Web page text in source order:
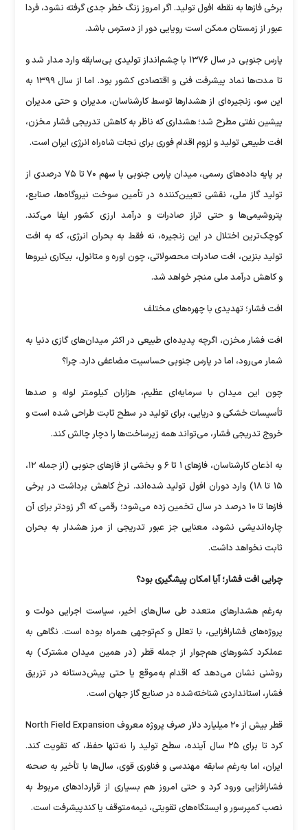
برخی فاز‌ها به نقطه افول تولید. اگر امروز زنگ خطر جدی گرفته نشود، فردا
عبور از زمستان ممکن است رویایی دور از دسترس باشد.
پارس جنوبی در سال ۱۳۷۶ با چشم‌انداز تولیدی بی‌سابقه وارد مدار شد و
تا مدت‌ها نماد پیشرفت فنی و اقتصادی کشور بود. اما از سال ۱۳۹۹ به
این سو، زنجیره‌ای از هشدار‌ها توسط کارشناسان، مدیران و حتی مدیران
پیشین نفتی مطرح شد؛ هشداری که ناظر به کاهش تدریجی فشار مخزن،
افت طبیعی تولید و لزوم اقدام فوری برای نجات شاه‌راه انرژی ایران است.
بر پایه داده‌های رسمی، میدان پارس جنوبی با سهم ۷۰ تا ۷۵ درصدی از
تولید گاز ملی، نقشی تعیین‌کننده در تأمین سوخت نیروگاه‌ها، صنایع،
پتروشیمی‌ها و حتی تراز صادرات و درآمد ارزی کشور ایفا می‌کند.
کوچک‌ترین اختلال در این زنجیره، نه فقط به بحران انرژی، که به افت
تولید بنزین، افت صادرات محصولاتی، چون اوره و متانول، بیکاری نیرو‌ها
و کاهش درآمد ملی منجر خواهد شد.
افت فشار؛ تهدیدی با چهره‌های مختلف
افت فشار مخزن، اگرچه پدیده‌ای طبیعی در اکثر میدان‌های گازی دنیا به
شمار می‌رود، اما در پارس جنوبی حساسیت مضاعفی دارد. چرا؟
چون این میدان با سرمایه‌ای عظیم، هزاران کیلومتر لوله و صد‌ها
تأسیسات خشکی و دریایی، برای تولید در سطح ثابت طراحی شده است و
خروج تدریجی فشار، می‌تواند همه زیرساخت‌ها را دچار چالش کند.
به اذعان کارشناسان، فاز‌های ۱ تا ۶ و بخشی از فاز‌های جنوبی (از جمله ۱۲،
۱۵ تا ۱۸) وارد دوران افول تولید شده‌اند. نرخ کاهش برداشت در برخی
فاز‌ها تا ۱۰ درصد در سال تخمین زده می‌شود؛ رقمی که اگر زودتر برای آن
چاره‌اندیشی نشود، معنایی جز عبور تدریجی از مرز هشدار به بحران
ثابت نخواهد داشت.
چرایی افت فشار؛ آیا امکان پیشگیری بود؟
به‌رغم هشدار‌های متعدد طی سال‌های اخیر، سیاست اجرایی دولت و
پروژه‌های فشارافزایی، با تعلل و کم‌توجهی همراه بوده است. نگاهی به
عملکرد کشور‌های هم‌جوار از جمله قطر (در همین میدان مشترک) به
روشنی نشان می‌دهد که اقدام به‌موقع یا حتی پیش‌دستانه در تزریق
فشار، استانداردی شناخته‌شده در صنایع گاز جهان است.
قطر بیش از ۲۰ میلیارد دلار صرف پروژه معروف North Field Expansion
کرد تا برای ۲۵ سال آینده، سطح تولید را نه‌تنها حفظ، که تقویت کند.
ایران، اما به‌رغم سابقه مهندسی و فناوری قوی، سال‌ها با تأخیر به صحنه
فشارافزایی ورود کرد و حتی امروز هم بسیاری از قرارداد‌های مربوط به
نصب کمپرسور و ایستگاه‌های تقویتی، نیمه‌متوقف یا کندپیشرفت است.